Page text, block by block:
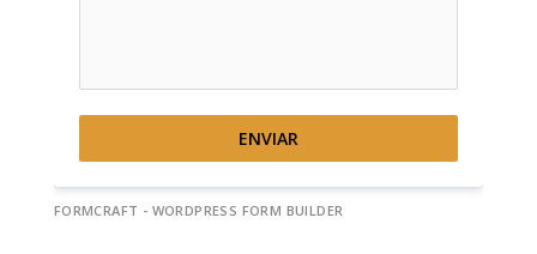
ENVIAR
FORMCRAFT - WORDPRESS FORM BUILDER